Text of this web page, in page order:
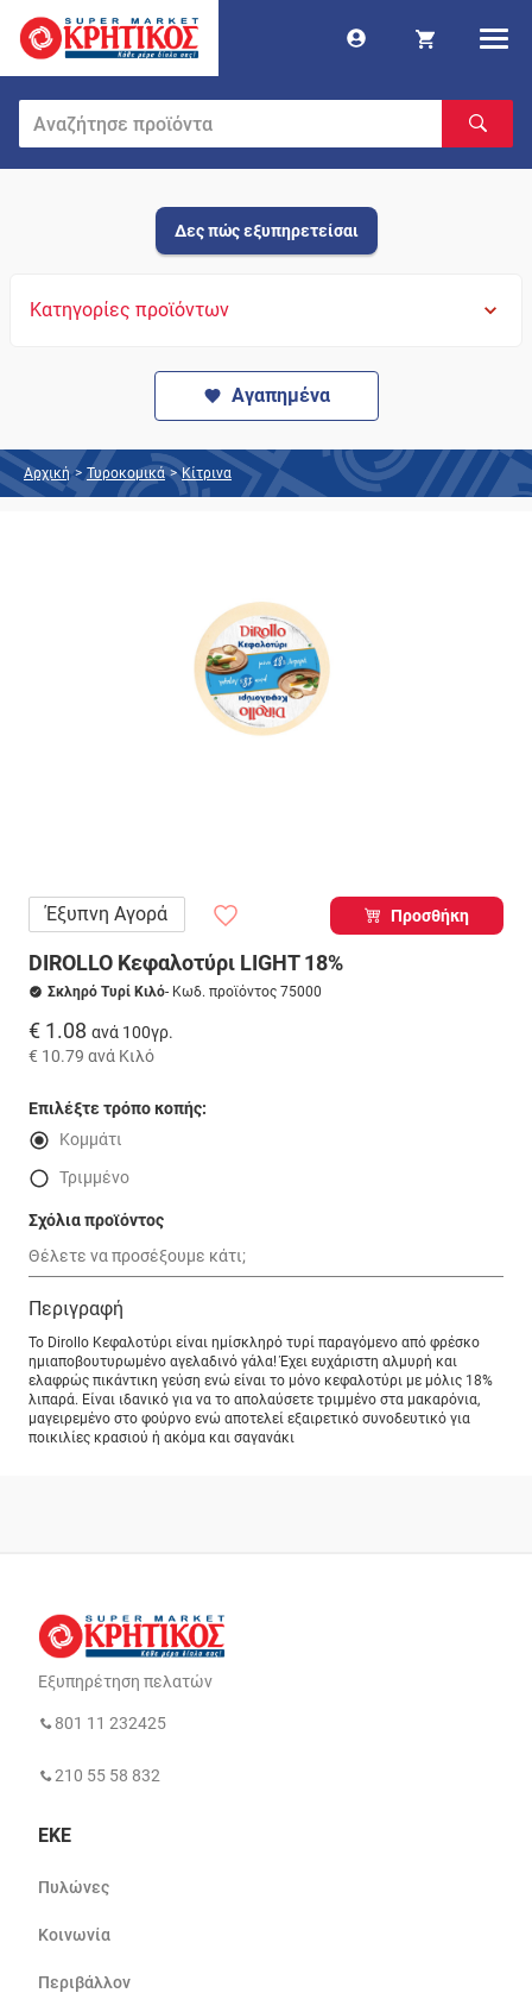
Δες πώς εξυπηρετείσαι
Κατηγορίες προϊόντων
Αγαπημένα
Αρχική > Τυροκομικά > Κίτρινα
Έξυπνη Αγορά Προσθήκη
DIROLLO Κεφαλοτύρι LIGHT 18%
Σκληρό Τυρί Κιλό- Κωδ. προϊόντος 75000
€ 1.08 ανά 100γρ.
€ 10.79 ανά Κιλό
Επιλέξτε τρόπο κοπής:
Κομμάτι
Τριμμένο
Σχόλια προϊόντος
Περιγραφή
Το Dirollo Κεφαλοτύρι είναι ημίσκληρό τυρί παραγόμενο από φρέσκο
ημιαποβουτυρωμένο αγελαδινό γάλα! Έχει ευχάριστη αλμυρή και
ελαφρώς πικάντικη γεύση ενώ είναι το μόνο κεφαλοτύρι με μόλις 18%
λιπαρά. Είναι ιδανικό για να το απολαύσετε τριμμένο στα μακαρόνια,
μαγειρεμένο στο φούρνο ενώ αποτελεί εξαιρετικό συνοδευτικό για
ποικιλίες κρασιού ή ακόμα και σαγανάκι
Εξυπηρέτηση πελατών
801 11 232425
210 55 58 832
ΕΚΕ
Πυλώνες
Κοινωνία
Περιβάλλον